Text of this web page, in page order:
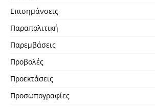
Επισημάνσεις
Παραπολιτική
Παρεμβάσεις
Προβολές
Προεκτάσεις
Προσωπογραφίες